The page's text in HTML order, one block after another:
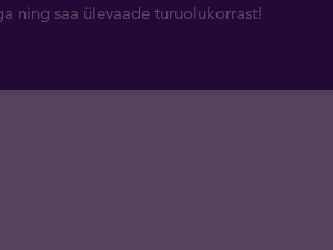
ning saa ülevaade turuolukorrast!